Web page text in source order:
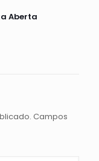
Aberta
Campos